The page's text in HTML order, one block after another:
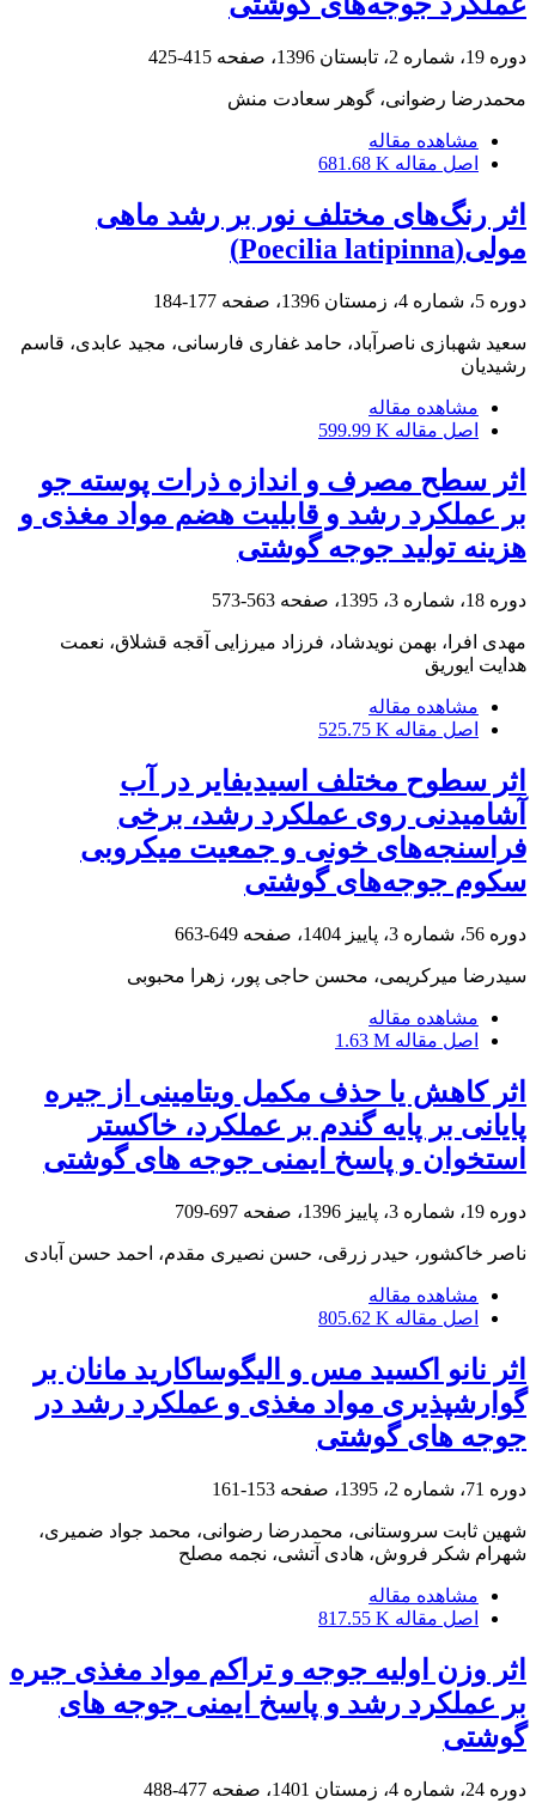
دوره 19، شماره 2، تابستان 1396، صفحه 415-425
محمدرضا رضوانی، گوهر سعادت منش
مشاهده مقاله
اصل مقاله 681.68 K
اثر رنگ‌های مختلف نور بر رشد ماهی
مولی(Poecilia latipinna)
دوره 5، شماره 4، زمستان 1396، صفحه 177-184
سعید شهبازی ناصرآباد، حامد غفاری فارسانی، مجید عابدی، قاسم
رشیدیان
مشاهده مقاله
اصل مقاله 599.99 K
اثر سطح مصرف و اندازه ذرات پوسته جو
بر عملکرد رشد و قابلیت هضم مواد مغذی و
هزینه تولید جوجه گوشتی
دوره 18، شماره 3، 1395، صفحه 563-573
مهدى افرا، بهمن نویدشاد، فرزاد میرزایی آقجه قشلاق، نعمت
هدایت ایوریق
مشاهده مقاله
اصل مقاله 525.75 K
اثر سطوح مختلف اسیدیفایر در آب
آشامیدنی روی عملکرد رشد، برخی
فراسنجه‌های خونی و جمعیت میکروبی
سکوم جوجه‌های گوشتی
دوره 56، شماره 3، پاییز 1404، صفحه 649-663
سیدرضا میرکریمی، محسن حاجی پور، زهرا محبوبی
مشاهده مقاله
اصل مقاله 1.63 M
اثر کاهش یا حذف مکمل ویتامینی از جیره
پایانی بر پایه گندم بر عملکرد، خاکستر
استخوان و پاسخ ایمنی جوجه های گوشتی
دوره 19، شماره 3، پاییز 1396، صفحه 697-709
ناصر خاکشور، حیدر زرقی، حسن نصیری مقدم، احمد حسن آبادی
مشاهده مقاله
اصل مقاله 805.62 K
اثر نانو اکسید مس و الیگوساکارید مانان بر
گوارشپذیری مواد مغذی و عملکرد رشد در
جوجه های گوشتی
دوره 71، شماره 2، 1395، صفحه 153-161
شهین ثابت سروستانی، محمدرضا رضوانی، محمد جواد ضمیری،
شهرام شکر فروش، هادی آتشی، نجمه مصلح
مشاهده مقاله
اصل مقاله 817.55 K
اثر وزن اولیه جوجه و تراکم مواد مغذی جیره
بر عملکرد رشد و پاسخ ایمنی جوجه های
گوشتی
دوره 24، شماره 4، زمستان 1401، صفحه 477-488